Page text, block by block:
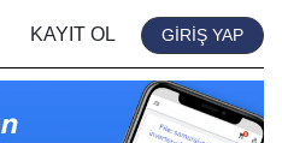
KAYIT OL GİRİŞ YAP